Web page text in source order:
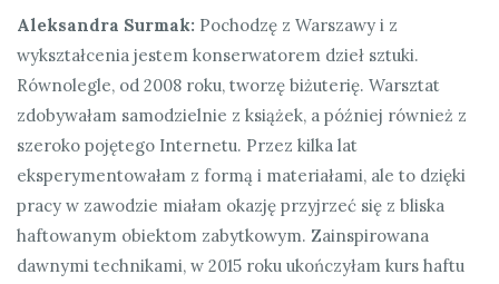
Aleksandra Surmak: Pochodzę z Warszawy i z
wykształcenia jestem konserwatorem dzieł sztuki.
Równolegle, od 2008 roku, tworzę biżuterię. Warsztat
zdobywałam samodzielnie z książek, a później również z
szeroko pojętego Internetu. Przez kilka lat
eksperymentowałam z formą i materiałami, ale to dzięki
pracy w zawodzie miałam okazję przyjrzeć się z bliska
haftowanym obiektom zabytkowym. Zainspirowana
dawnymi technikami, w 2015 roku ukończyłam kurs haftu